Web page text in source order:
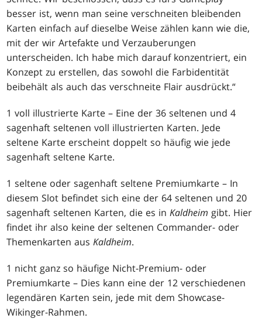
besser ist, wenn man seine verschneiten bleibenden
Karten einfach auf dieselbe Weise zählen kann wie die,
mit der wir Artefakte und Verzauberungen
unterscheiden. Ich habe mich darauf konzentriert, ein
Konzept zu erstellen, das sowohl die Farbidentität
beibehält als auch das verschneite Flair ausdrückt.“
1 voll illustrierte Karte – Eine der 36 seltenen und 4
sagenhaft seltenen voll illustrierten Karten. Jede
seltene Karte erscheint doppelt so häufig wie jede
sagenhaft seltene Karte.
1 seltene oder sagenhaft seltene Premiumkarte – In
diesem Slot befindet sich eine der 64 seltenen und 20
sagenhaft seltenen Karten, die es inKaldheim gibt. Hier
findet ihr also keine der seltenen Commander- oder
Themenkarten ausKaldheim.
1 nicht ganz so häufige Nicht-Premium- oder
Premiumkarte – Dies kann eine der 12 verschiedenen
legendären Karten sein, jede mit dem Showcase-
Wikinger-Rahmen.